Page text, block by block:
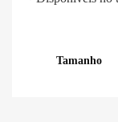
Tamanho